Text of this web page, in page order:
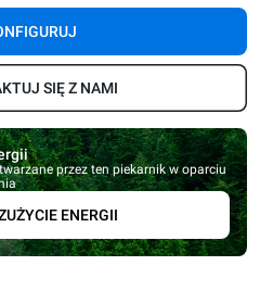
SIĘ Z NAMI
przez ten piekarnik w oparciu
ENERGII